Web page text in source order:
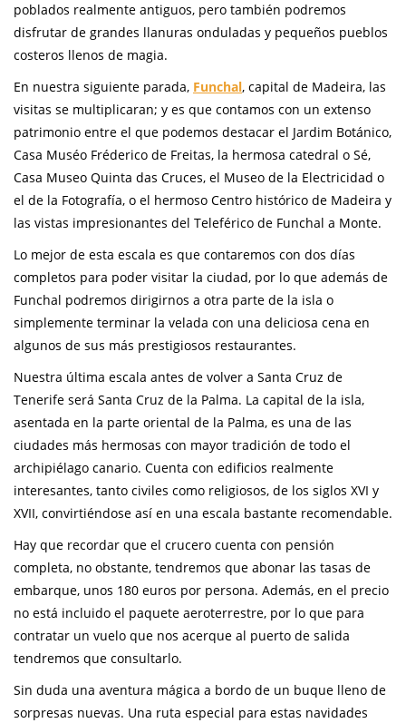
poblados realmente antiguos, pero también podremos
disfrutar de grandes llanuras onduladas y pequeños pueblos
costeros llenos de magia.
En nuestra siguiente parada, Funchal, capital de Madeira, las
visitas se multiplicaran; y es que contamos con un extenso
patrimonio entre el que podemos destacar el Jardim Botánico,
Casa Muséo Fréderico de Freitas, la hermosa catedral o Sé,
Casa Museo Quinta das Cruces, el Museo de la Electricidad o
el de la Fotografía, o el hermoso Centro histórico de Madeira y
las vistas impresionantes del Teleférico de Funchal a Monte.
Lo mejor de esta escala es que contaremos con dos días
completos para poder visitar la ciudad, por lo que además de
Funchal podremos dirigirnos a otra parte de la isla o
simplemente terminar la velada con una deliciosa cena en
algunos de sus más prestigiosos restaurantes.
Nuestra última escala antes de volver a Santa Cruz de
Tenerife será Santa Cruz de la Palma. La capital de la isla,
asentada en la parte oriental de la Palma, es una de las
ciudades más hermosas con mayor tradición de todo el
archipiélago canario. Cuenta con edificios realmente
interesantes, tanto civiles como religiosos, de los siglos XVI y
XVII, convirtiéndose así en una escala bastante recomendable.
Hay que recordar que el crucero cuenta con pensión
completa, no obstante, tendremos que abonar las tasas de
embarque, unos 180 euros por persona. Además, en el precio
no está incluido el paquete aeroterrestre, por lo que para
contratar un vuelo que nos acerque al puerto de salida
tendremos que consultarlo.
Sin duda una aventura mágica a bordo de un buque lleno de
sorpresas nuevas. Una ruta especial para estas navidades